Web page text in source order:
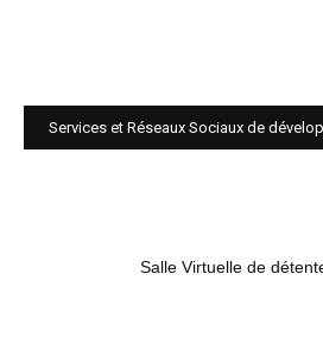
Services et Réseaux Sociaux de
Salle Virtuelle de